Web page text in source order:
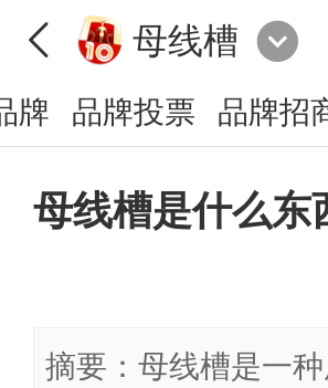
母线槽
牌 品牌投票 品牌招
母线槽是什么东
摘要：母线槽是一